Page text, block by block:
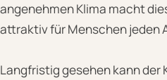
angenehmen Klima macht
attraktiv für Menschen jeden
Langfristig gesehen kann der